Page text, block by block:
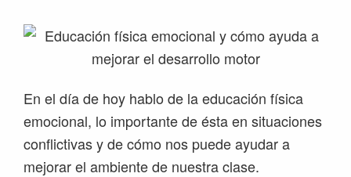
En el día de hoy hablo de la educación física
emocional, lo importante de ésta en situaciones
conflictivas y de cómo nos puede ayudar a
mejorar el ambiente de nuestra clase.